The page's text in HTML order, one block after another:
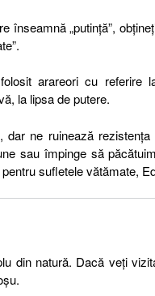
înseamnă „putinţă”,
arareori cu
la lipsa de putere.
dar ne ruinează
sau împinge să
sufletele vătămate,
din natură. Dacă veţi